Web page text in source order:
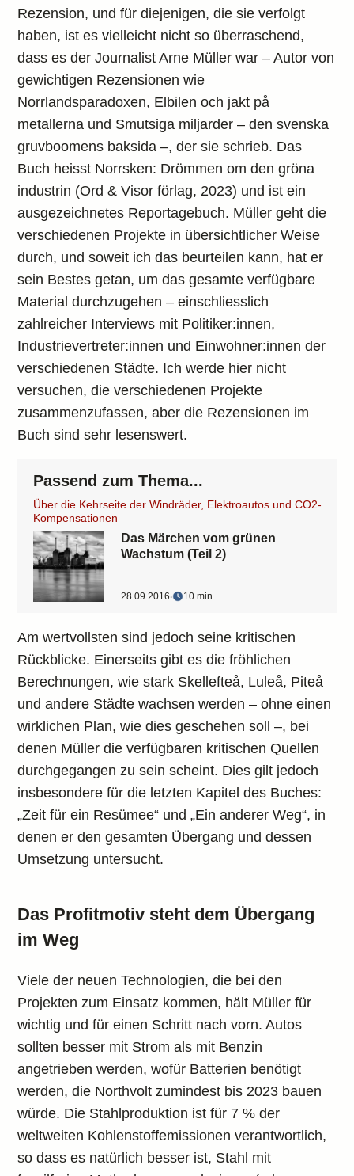
Rezension, und für diejenigen, die sie verfolgt
haben, ist es vielleicht nicht so überraschend,
dass es der Journalist Arne Müller war – Autor von
gewichtigen Rezensionen wie
Norrlandsparadoxen, Elbilen och jakt på
metallerna und Smutsiga miljarder – den svenska
gruvboomens baksida –, der sie schrieb. Das
Buch heisst Norrsken: Drömmen om den gröna
industrin (Ord & Visor förlag, 2023) und ist ein
ausgezeichnetes Reportagebuch. Müller geht die
verschiedenen Projekte in übersichtlicher Weise
durch, und soweit ich das beurteilen kann, hat er
sein Bestes getan, um das gesamte verfügbare
Material durchzugehen – einschliesslich
zahlreicher Interviews mit Politiker:innen,
Industrievertreter:innen und Einwohner:innen der
verschiedenen Städte. Ich werde hier nicht
versuchen, die verschiedenen Projekte
zusammenzufassen, aber die Rezensionen im
Buch sind sehr lesenswert.
Passend zum Thema...
Über die Kehrseite der Windräder, Elektroautos und CO2-
Kompensationen
Das Märchen vom grünen
Wachstum (Teil 2)
28.09.2016‧ 10 min.
Am wertvollsten sind jedoch seine kritischen
Rückblicke. Einerseits gibt es die fröhlichen
Berechnungen, wie stark Skellefteå, Luleå, Piteå
und andere Städte wachsen werden – ohne einen
wirklichen Plan, wie dies geschehen soll –, bei
denen Müller die verfügbaren kritischen Quellen
durchgegangen zu sein scheint. Dies gilt jedoch
insbesondere für die letzten Kapitel des Buches:
„Zeit für ein Resümee“ und „Ein anderer Weg“, in
denen er den gesamten Übergang und dessen
Umsetzung untersucht.
Das Profitmotiv steht dem Übergang
im Weg
Viele der neuen Technologien, die bei den
Projekten zum Einsatz kommen, hält Müller für
wichtig und für einen Schritt nach vorn. Autos
sollten besser mit Strom als mit Benzin
angetrieben werden, wofür Batterien benötigt
werden, die Northvolt zumindest bis 2023 bauen
würde. Die Stahlproduktion ist für 7 % der
weltweiten Kohlenstoffemissionen verantwortlich,
so dass es natürlich besser ist, Stahl mit